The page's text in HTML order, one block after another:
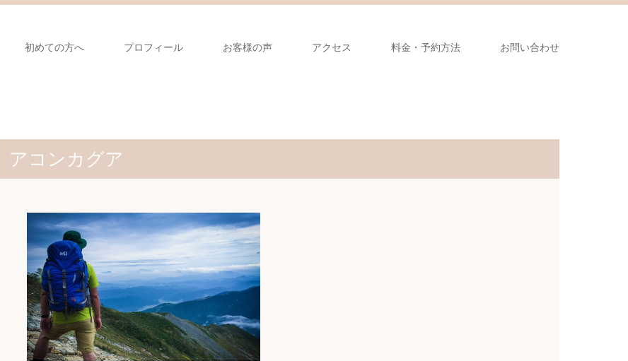
初めての方へ プロフィール お客様の声 アクセス 料金・予約方法 お問い合わせ
アコンカグア